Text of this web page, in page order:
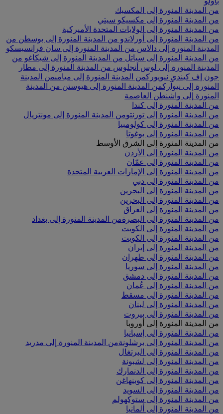
من المدينة المنورة إلى المكسيك
من المدينة المنورة إلى مكسيكو سيتي
من المدينة المنورة إلى الولايات المتحدة الأميركية
من المدينة المنورة إلى أورلاندو من المدينة المنورة إلى بوسطن من
المدينة المنورة إلى دالاس من المدينة المنورة إلى سان فرانسيسكو
من المدينة المنورة إلى سياتل من المدينة المنورة إلى شيكاغو من
المدينة المنورة إلى لوس أنجلوس من المدينة المنورة إلى مطار
جون إف كيندي نيويوركمن المدينة المنورة إلى مياميمن المدينة
المنورة إلى نيوآركمن المدينة المنورة إلى هيوستن من المدينة
المنورة إلى واشنطن العاصمة
من المدينة المنورة إلى كندا
من المدينة المنورة إلى تورنتومن المدينة المنورة إلى مونتريال
من المدينة المنورة إلى كولومبيا
من المدينة المنورة إلى بوغوتا
من المدينة المنورة إلى الشرق الأوسط
من المدينة المنورة إلى الأردن
من المدينة المنورة إلى عمّان
من المدينة المنورة إلى الإمارات العربية المتحدة
من المدينة المنورة إلى دبي
من المدينة المنورة إلى البحرين
من المدينة المنورة إلى البحرين
من المدينة المنورة إلى العراق
من المدينة المنورة إلى البصرةمن المدينة المنورة إلى بغداد
من المدينة المنورة إلى الكويت
من المدينة المنورة إلى الكويت
من المدينة المنورة إلى إيران
من المدينة المنورة إلى طهران
من المدينة المنورة إلى سوريا
من المدينة المنورة إلى دمشق
من المدينة المنورة إلى عُمان
من المدينة المنورة إلى مسقط
من المدينة المنورة إلى لبنان
من المدينة المنورة إلى بيروت
من المدينة المنورة إلى أوروبا
من المدينة المنورة إلى إسبانيا
من المدينة المنورة إلى برشلونةمن المدينة المنورة إلى مدريد
من المدينة المنورة إلى البرتغال
من المدينة المنورة إلى لشبونة
من المدينة المنورة إلى الدنمارك
من المدينة المنورة إلى كوبنهاغن
من المدينة المنورة إلى السويد
من المدينة المنورة إلى ستوكهولم
من المدينة المنورة إلى ألمانيا